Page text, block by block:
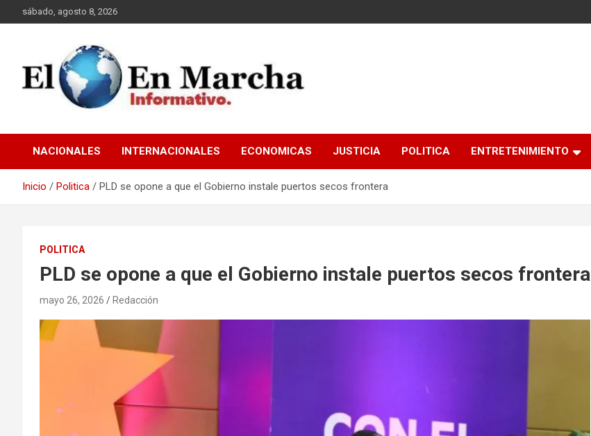
al
sábado, agosto 8, 2026
elmundoenmarcha.net
NACIONALES INTERNACIONALES ECONOMICAS JUSTICIA POLITICA ENTRETENIMIENTO
Inicio Politica PLD se opone a que el Gobierno instale puertos secos frontera
POLITICA
PLD se opone a que el Gobierno instale puertos secos frontera
mayo 26, 2026 Redacción